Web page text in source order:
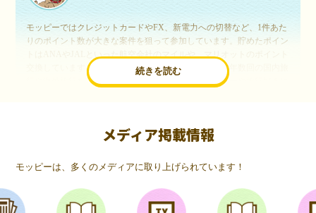
続きを読む
モッピーではクレジットカードやFX、新電力への切替など、1件あた
りのポイント数が大きな案件を狙って参加しています。貯めたポイン
交換しています。このようにすることで、ほぼ無料で年数回の国内旅
行や海外旅行を実現しています。モッピーは陸マイラーや旅行好きに
いつものネットショッピングが、モッピーでお得
（20代・女性）
友達に勧められてモッピーをはじめました。空いた時間にスマホで買
い物をすることが多いのですが、モッピーを経由するだけでショップ
メディア掲載情報
モッピーは、多くのメディアに取り上げられています！